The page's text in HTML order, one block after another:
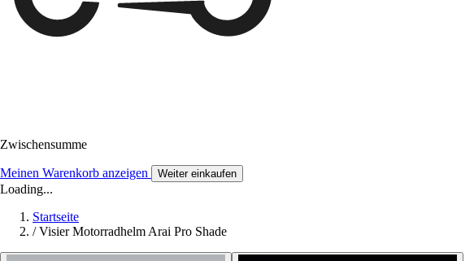
Zwischensumme
Meinen Warenkorb anzeigen Weiter einkaufen
Loading...
Startseite
/ Visier Motorradhelm Arai Pro Shade